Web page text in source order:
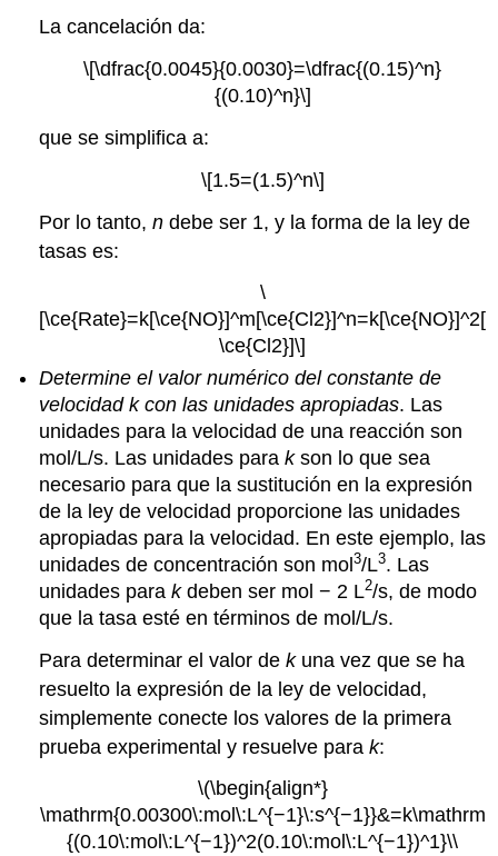
La cancelación da:
\[\dfrac{0.0045}{0.0030}=\dfrac{(0.15)^n}
{(0.10)^n}\]
que se simplifica a:
\[1.5=(1.5)^n\]
Por lo tanto,n debe ser 1, y la forma de la ley de
tasas es:
\
[\ce{Rate}=k[\ce{NO}]^m[\ce{Cl2}]^n=k[\ce{NO}]^2[
\ce{Cl2}]\]
Determine el valor numérico del constante de
velocidad k con las unidades apropiadas. Las
unidades para la velocidad de una reacción son
mol/L/s. Las unidades para kson lo que sea
necesario para que la sustitución en la expresión
de la ley de velocidad proporcione las unidades
apropiadas para la velocidad. En este ejemplo, las
unidades de concentración son mol3/L3. Las
unidades parakdeben ser mol − 2 L2/s, de modo
que la tasa esté en términos de mol/L/s.
Para determinar el valor de kuna vez que se ha
resuelto la expresión de la ley de velocidad,
simplemente conecte los valores de la primera
prueba experimental y resuelve parak:
\(\begin{align*}
\mathrm{0.00300\:mol\:L^{−1}\:s^{−1}}&=k\mathrm
{(0.10\:mol\:L^{−1})^2(0.10\:mol\:L^{−1})^1}\\